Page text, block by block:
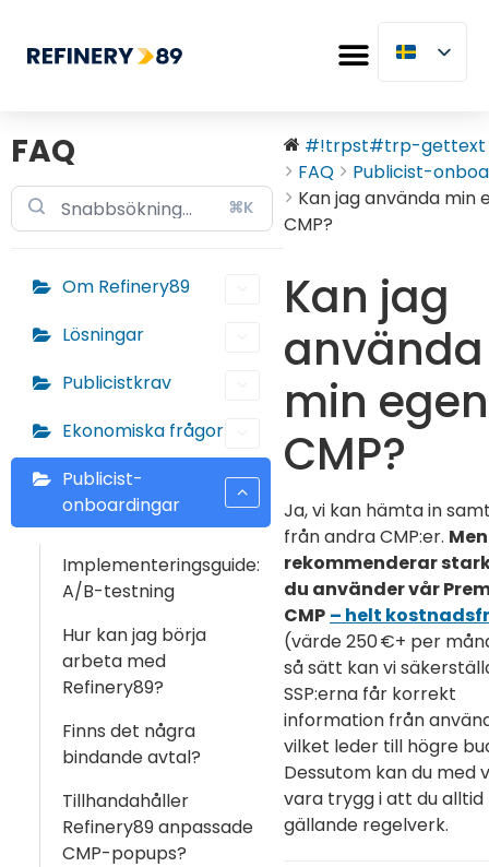
FAQ
⌘K
Om Refinery89
Lösningar
Publicistkrav
Ekonomiska frågor
Publicist-
onboardingar
Implementeringsguide:
A/B-testning
Hur kan jag börja
arbeta med
Refinery89?
Finns det några
bindande avtal?
Tillhandahåller
Refinery89 anpassade
CMP-popups?
#!trpst#trp-gettext
FAQ
Publicist-
Kan jag använda min
CMP?
Kan jag
använda
min egen
CMP?
Ja, vi kan hämta in
från andra CMP:er.
rekommenderar
du använder vår
CMP – helt
(värde 250 €+ per
så sätt kan vi
SSP:erna får korrekt
information från
vilket leder till högre
Dessutom kan du med
vara trygg i att du alltid
gällande regelverk.